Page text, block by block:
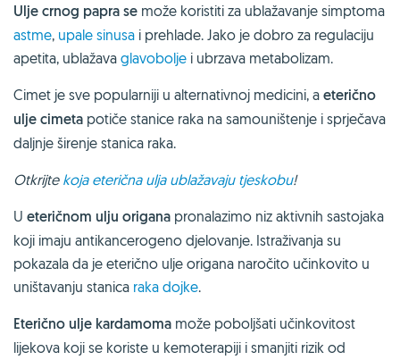
Ulje crnog papra se može koristiti za ublažavanje simptoma
astme, upale sinusa i prehlade. Jako je dobro za regulaciju
apetita, ublažava glavobolje i ubrzava metabolizam.
Cimet je sve popularniji u alternativnoj medicini, a eterično
ulje cimeta potiče stanice raka na samouništenje i sprječava
daljnje širenje stanica raka.
Otkrijte koja eterična ulja ublažavaju tjeskobu!
U eteričnom ulju origana pronalazimo niz aktivnih sastojaka
koji imaju antikancerogeno djelovanje. Istraživanja su
pokazala da je eterično ulje origana naročito učinkovito u
uništavanju stanica raka dojke.
Eterično ulje kardamoma može poboljšati učinkovitost
lijekova koji se koriste u kemoterapiji i smanjiti rizik od